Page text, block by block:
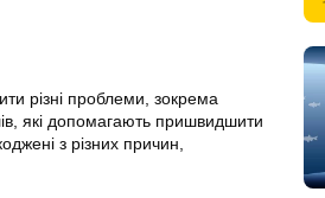
різні проблеми, зокрема
які допомагають пришвидшити
з різних причин,